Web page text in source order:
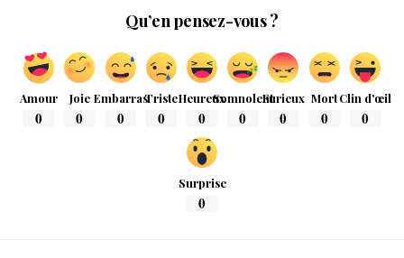
Qu’en pensez-vous ?
Amour
0
Joie
0
Embarras
0
Triste
0
Heureux
0
Somnolent
0
Furieux
0
Mort
0
Clin d'œil
0
Surprise
0